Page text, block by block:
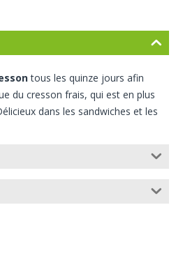
tous les quinze jours afin
du cresson frais, qui est en plus
dans les sandwiches et les